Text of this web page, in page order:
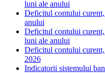
luni ale anului
Deficitul contului
anului
Deficitul contului
luni ale anului
Deficitul contului curent,
2026
Indicatorii sistemului